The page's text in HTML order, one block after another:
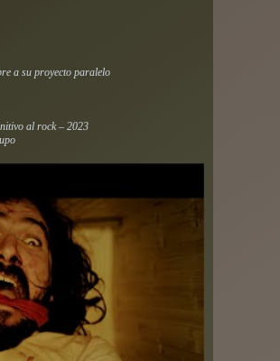
a su proyecto paralelo
al rock – 2023